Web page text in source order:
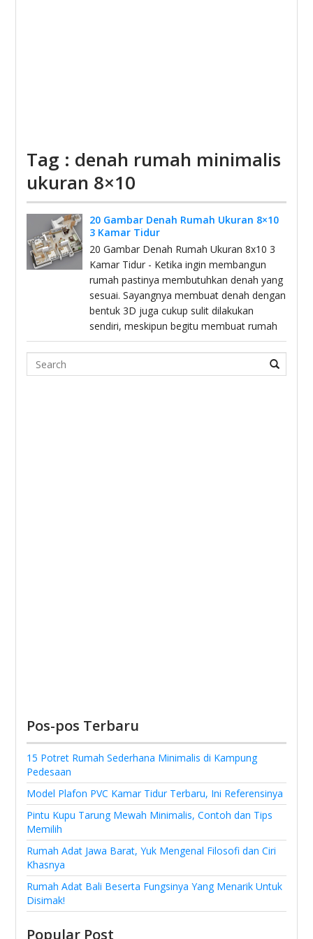
Tag : denah rumah minimalis
ukuran 8×10
20 Gambar Denah Rumah Ukuran 8×10
3 Kamar Tidur
20 Gambar Denah Rumah Ukuran 8x10 3
Kamar Tidur - Ketika ingin membangun
rumah pastinya membutuhkan denah yang
sesuai. Sayangnya membuat denah dengan
bentuk 3D juga cukup sulit dilakukan
sendiri, meskipun begitu membuat rumah
Search
Pos-pos Terbaru
15 Potret Rumah Sederhana Minimalis di Kampung
Pedesaan
Model Plafon PVC Kamar Tidur Terbaru, Ini Referensinya
Pintu Kupu Tarung Mewah Minimalis, Contoh dan Tips
Memilih
Rumah Adat Jawa Barat, Yuk Mengenal Filosofi dan Ciri
Khasnya
Rumah Adat Bali Beserta Fungsinya Yang Menarik Untuk
Disimak!
Popular Post